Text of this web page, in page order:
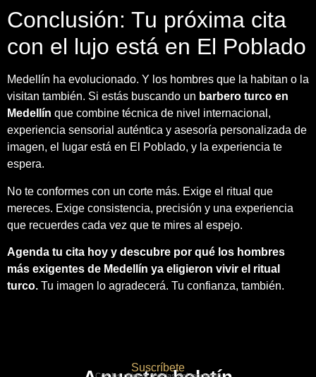
Conclusión: Tu próxima cita
con el lujo está en El Poblado
Medellín ha evolucionado. Y los hombres que la habitan o la
visitan también. Si estás buscando un barbero turco en
Medellín que combine técnica de nivel internacional,
experiencia sensorial auténtica y asesoría personalizada de
imagen, el lugar está en El Poblado, y la experiencia te
espera.
No te conformes con un corte más. Exige el ritual que
mereces. Exige consistencia, precisión y una experiencia
que recuerdes cada vez que te mires al espejo.
Agenda tu cita hoy y descubre por qué los hombres
más exigentes de Medellín ya eligieron vivir el ritual
turco. Tu imagen lo agradecerá. Tu confianza, también.
Suscríbete